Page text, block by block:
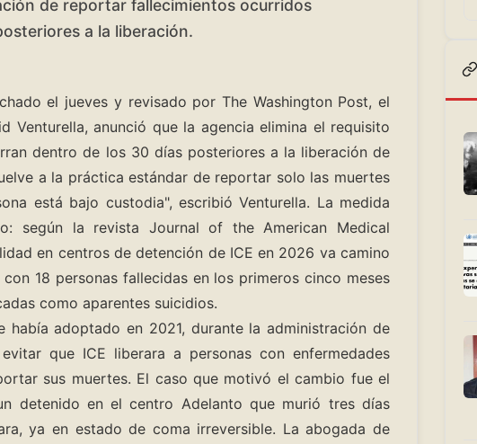
de reportar fallecimientos ocurridos
a la liberación.
el jueves y revisado por The Washington Post, el
Venturella, anunció que la agencia elimina el requisito
dentro de los 30 días posteriores a la liberación de
a la práctica estándar de reportar solo las muertes
está bajo custodia", escribió Venturella. La medida
según la revista Journal of the American Medical
en centros de detención de ICE en 2026 va camino
18 personas fallecidas en los primeros cinco meses
como aparentes suicidios.
adoptado en 2021, durante la administración de
que ICE liberara a personas con enfermedades
sus muertes. El caso que motivó el cambio fue el
detenido en el centro Adelanto que murió tres días
ya en estado de coma irreversible. La abogada de